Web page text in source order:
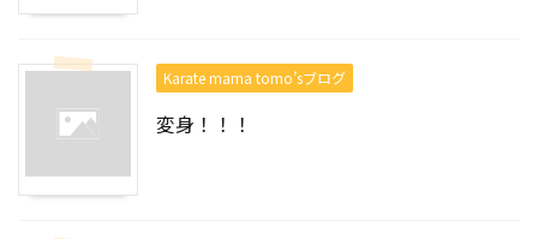
Karate mama tomo’sブログ
変身！！！